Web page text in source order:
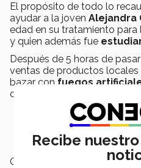
El propósito de todo lo
ayudar a la joven Alejandra
edad en su tratamiento para
y quien además fue
Después de 5 horas de
ventas de productos locales
bazar con fuegos
colaboradores y visitantes
Campus:
Recibe